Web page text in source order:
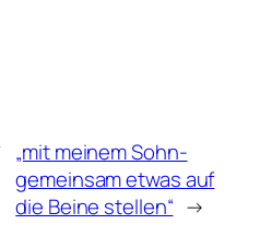
„mit meinem Sohn-
gemeinsam etwas auf
die Beine stellen“ →